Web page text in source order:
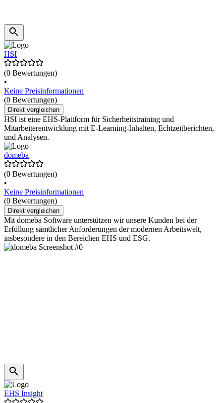
HSI
(0 Bewertungen)
•
Keine Preisinformationen
(0 Bewertungen)
Direkt vergleichen
HSI ist eine EHS-Plattform für Sicherheitstraining und
Mitarbeiterentwicklung mit E-Learning-Inhalten, Echtzeitberichten,
und Analysen.
domeba
(0 Bewertungen)
•
Keine Preisinformationen
(0 Bewertungen)
Direkt vergleichen
Mit domeba Software unterstützen wir unsere Kunden bei der
Erfüllung sämtlicher Anforderungen der modernen Arbeitswelt,
insbesondere in den Bereichen EHS und ESG.
EHS Insight